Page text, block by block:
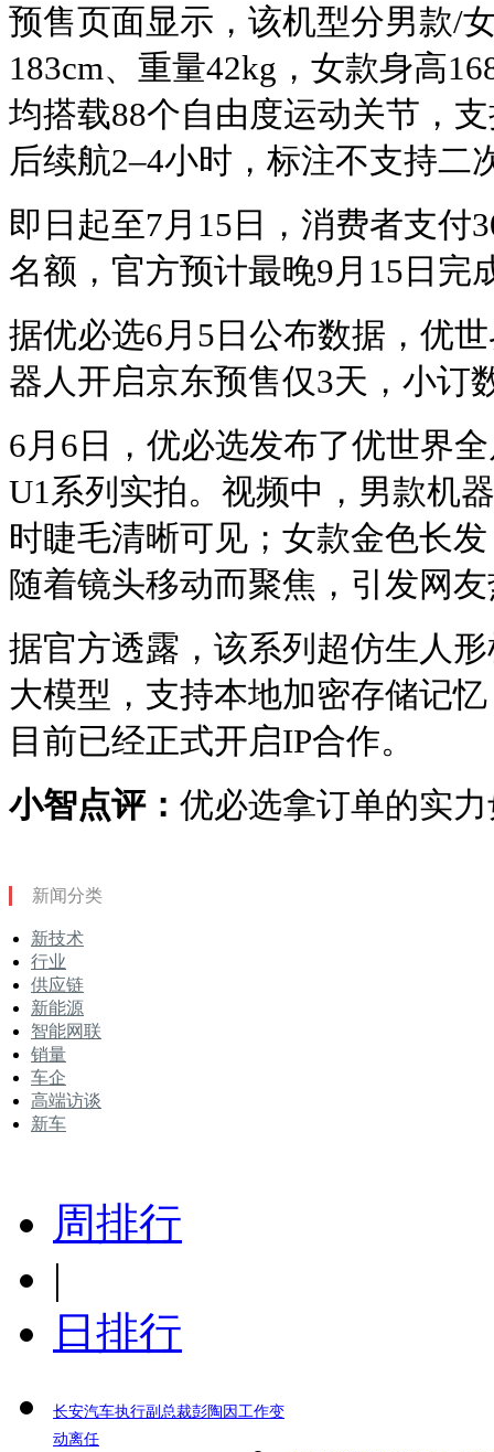
预售页面显示，该机型分男款/
183cm、重量42kg，女款身高
均搭载88个自由度运动关节，
后续航2–4小时，标注不支持二
即日起至7月15日，消费者支付
名额，官方预计最晚9月15日完
据优必选6月5日公布数据，优
器人开启京东预售仅3天，小订
6月6日，优必选发布了优世界
U1系列实拍。视频中，男款机
时睫毛清晰可见；女款金色长
随着镜头移动而聚焦，引发网
据官方透露，该系列超仿生人
大模型，支持本地加密存储记
目前已经正式开启IP合作。
小智点评： 优必选拿订单的实
新闻分类
新技术
行业
供应链
新能源
智能网联
销量
车企
高端访谈
新车
周排行
|
日排行
长安汽车执行副总裁彭陶因工作变
动离任